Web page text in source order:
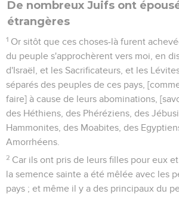
De nombreux Juifs ont
étrangères
1 Or sitôt que ces choses-là furent
du peuple s'approchèrent vers moi, en
d'Israël, et les Sacrificateurs, et les
séparés des peuples de ces pays,
faire] à cause de leurs abominations,
des Héthiens, des Phéréziens, des
Hammonites, des Moabites, des
Amorrhéens.
2 Car ils ont pris de leurs filles pour eux
la semence sainte a été mêlée avec les
pays ; et même il y a des principaux du